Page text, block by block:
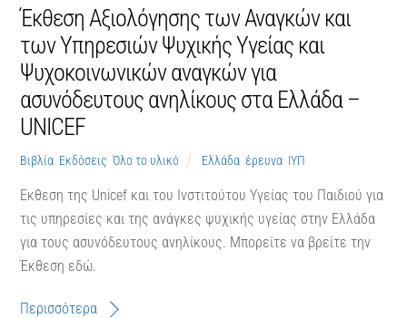
Έκθεση Αξιολόγησης των Αναγκών και
των Υπηρεσιών Ψυχικής Υγείας και
Ψυχοκοινωνικών αναγκών για
ασυνόδευτους ανηλίκους στα Ελλάδα –
UNICEF
Βιβλία Εκδόσεις ,Όλο το υλικό Ελλάδα, έρευνα, ΙΥΠ
Εκθεση της Unicef και του Ινστιτούτου Υγείας του Παιδιού για
τις υπηρεσίες και της ανάγκες ψυχικής υγείας στην Ελλάδα
για τους ασυνόδευτους ανηλίκους. Μπορείτε να βρείτε την
Έκθεση εδώ.
Περισσότερα